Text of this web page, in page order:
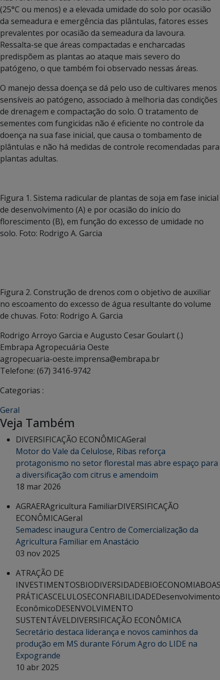
(25°C ou menos) e a elevada umidade do solo por ocasião
da semeadura e emergência das plântulas, fatores esses
prevalentes por ocasião da semeadura da lavoura.
Ressalta-se que áreas compactadas e encharcadas
predispõem as plantas ao ataque mais severo do
patógeno, o que também foi observado nessas áreas.
O manejo dessa doença se dá pelo uso de cultivares menos
sensíveis ao patógeno, associado à melhoria das condições
de drenagem e compactação do solo. O tratamento de
sementes com fungicidas não é eficiente no controle da
doença na sua fase inicial, que causa o tombamento de
plântulas e não há medidas de controle recomendadas para
plantas adultas.
Figura 1. Sistema radicular de plantas de soja em fase inicial
de desenvolvimento (A) e por ocasião do início do
florescimento (B), em função do excesso de umidade no
solo. Foto: Rodrigo A. Garcia
Figura 2. Construção de drenos com o objetivo de auxiliar
no escoamento do excesso de água resultante do volume
de chuvas. Foto: Rodrigo A. Garcia
Rodrigo Arroyo Garcia e Augusto Cesar Goulart(.)
Embrapa Agropecuária Oeste
agropecuaria-oeste.imprensa@embrapa.br
Telefone: (67) 3416-9742
Categorias :
Geral
Veja Também
DIVERSIFICAÇÃO ECONÔMICAGeral
Motor do Vale da Celulose, Ribas reforça
protagonismo no setor florestal mas abre espaço para
a diversificação com citrus e amendoim
18 mar 2026
AGRAERAgricultura FamiliarDIVERSIFICAÇÃO
ECONÔMICAGeral
Semadesc inaugura Centro de Comercialização da
Agricultura Familiar em Anastácio
03 nov 2025
ATRAÇÃO DE
INVESTIMENTOSBIODIVERSIDADEBIOECONOMIA
PRÁTICASCELULOSECONFIABILIDADEDesenvolvimento
EconômicoDESENVOLVIMENTO
SUSTENTÁVELDIVERSIFICAÇÃO ECONÔMICA
Secretário destaca liderança e novos caminhos da
produção em MS durante Fórum Agro do LIDE na
Expogrande
10 abr 2025